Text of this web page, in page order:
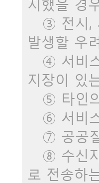
③ 전시,
발생할 우
④ 서비스
지장이 있
⑤ 타인의
⑥ 서비스
⑦ 공공질
⑧ 수신자
로 전송하